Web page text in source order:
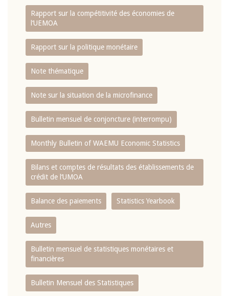
Rapport sur la compétitivité des économies de
l‘UEMOA
Rapport sur la politique monétaire
Note thématique
Note sur la situation de la microfinance
Bulletin mensuel de conjoncture (interrompu)
Monthly Bulletin of WAEMU Economic Statistics
Bilans et comptes de résultats des établissements de
crédit de l‘UMOA
Balance des paiements Statistics Yearbook
Autres
Bulletin mensuel de statistiques monétaires et
financières
Bulletin Mensuel des Statistiques